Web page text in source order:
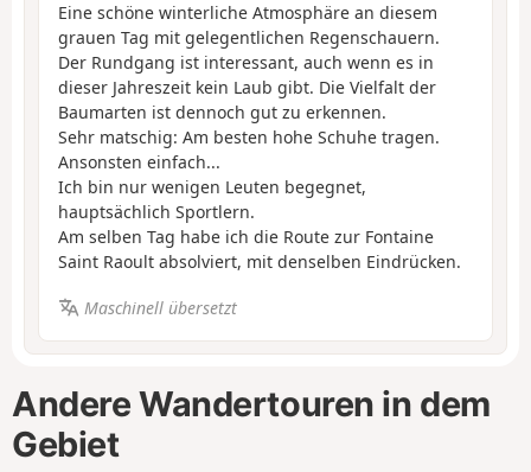
Eine schöne winterliche Atmosphäre an diesem
grauen Tag mit gelegentlichen Regenschauern.
Der Rundgang ist interessant, auch wenn es in
dieser Jahreszeit kein Laub gibt. Die Vielfalt der
Baumarten ist dennoch gut zu erkennen.
Sehr matschig: Am besten hohe Schuhe tragen.
Ansonsten einfach...
Ich bin nur wenigen Leuten begegnet,
hauptsächlich Sportlern.
Am selben Tag habe ich die Route zur Fontaine
Saint Raoult absolviert, mit denselben Eindrücken.
Maschinell übersetzt
Andere Wandertouren in dem
Gebiet